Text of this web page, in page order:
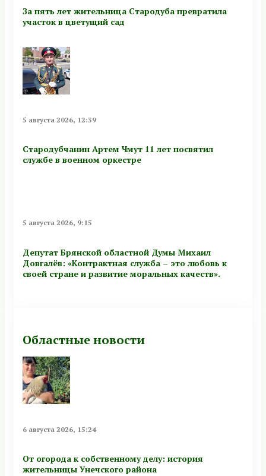
За пять лет жительница Стародуба превратила
участок в цветущий сад
5 августа 2026, 12:39
Стародубчанин Артем Чмут 11 лет посвятил
службе в военном оркестре
5 августа 2026, 9:15
Депутат Брянской областной Думы Михаил
Довгалёв: «Контрактная служба – это любовь к
своей стране и развитие моральных качеств».
Областные новости
6 августа 2026, 15:24
От огорода к собственному делу: история
жительницы Унечского района